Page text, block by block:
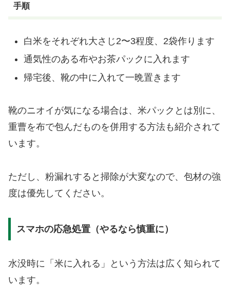
手順
白米をそれぞれ大さじ2〜3程度、2袋作ります
通気性のある布やお茶パックに入れます
帰宅後、靴の中に入れて一晩置きます
靴のニオイが気になる場合は、米パックとは別に、
重曹を布で包んだものを併用する方法も紹介されて
います。
ただし、粉漏れすると掃除が大変なので、包材の強
度は優先してください。
スマホの応急処置（やるなら慎重に）
水没時に「米に入れる」という方法は広く知られて
います。